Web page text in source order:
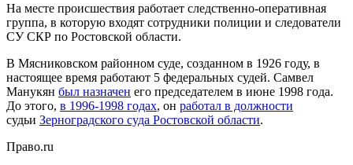
На месте происшествия работает следственно-оперативная
группа, в которую входят сотрудники полиции и следователи
СУ СКР по Ростовской области.
В Мясниковском районном суде, созданном в 1926 году, в
настоящее время работают 5 федеральных судей. Самвел
Манукян был назначен его председателем в июне 1998 года.
До этого, в 1996-1998 годах, он работал в должности
судьи Зерноградского суда Ростовской области.
Право.ru